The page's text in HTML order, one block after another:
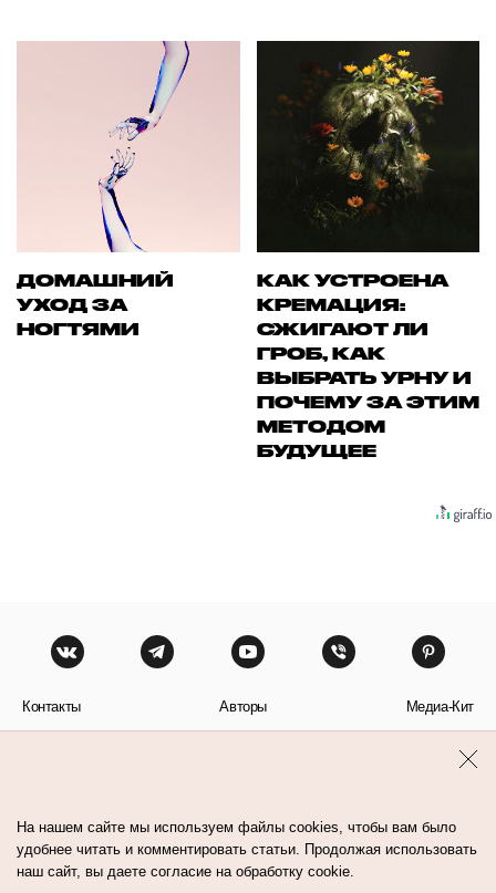
ДОМАШНИЙ
УХОД ЗА
НОГТЯМИ
КАК УСТРОЕНА
КРЕМАЦИЯ:
СЖИГАЮТ ЛИ
ГРОБ, КАК
ВЫБРАТЬ УРНУ И
ПОЧЕМУ ЗА ЭТИМ
МЕТОДОМ
БУДУЩЕЕ
Контакты Авторы Медиа-Кит
На нашем сайте мы используем файлы cookies, чтобы вам было
удобнее читать и комментировать статьи. Продолжая использовать
наш сайт, вы даете согласие на обработку cookie.